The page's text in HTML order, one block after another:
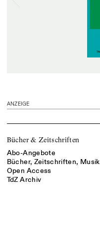
ANZEIGE
Bücher & Zeitschriften
Abo-Angebote
Bücher, Zeitschriften, Musik
Open Access
TdZ Archiv